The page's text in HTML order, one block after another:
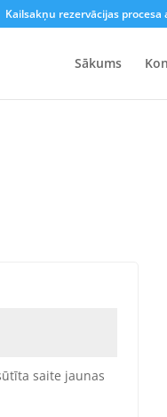
Kailsakņu rezervācijas
Sākums
saite jaunas